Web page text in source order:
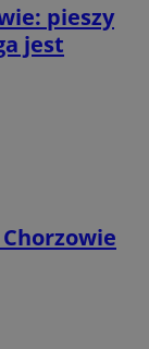
pieszy
jest